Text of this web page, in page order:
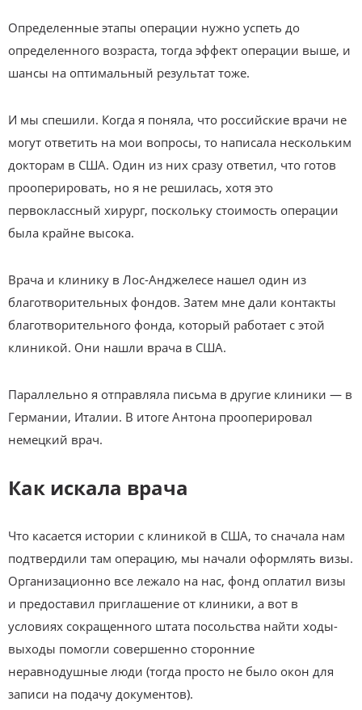
Определенные этапы операции нужно успеть до
определенного возраста, тогда эффект операции выше, и
шансы на оптимальный результат тоже.
И мы спешили. Когда я поняла, что российские врачи не
могут ответить на мои вопросы, то написала нескольким
докторам в США. Один из них сразу ответил, что готов
прооперировать, но я не решилась, хотя это
первоклассный хирург, поскольку стоимость операции
была крайне высока.
Врача и клинику в Лос-Анджелесе нашел один из
благотворительных фондов. Затем мне дали контакты
благотворительного фонда, который работает с этой
клиникой. Они нашли врача в США.
Параллельно я отправляла письма в другие клиники — в
Германии, Италии. В итоге Антона прооперировал
немецкий врач.
Как искала врача
Что касается истории с клиникой в США, то сначала нам
подтвердили там операцию, мы начали оформлять визы.
Организационно все лежало на нас, фонд оплатил визы
и предоставил приглашение от клиники, а вот в
условиях сокращенного штата посольства найти ходы-
выходы помогли совершенно сторонние
неравнодушные люди (тогда просто не было окон для
записи на подачу документов).